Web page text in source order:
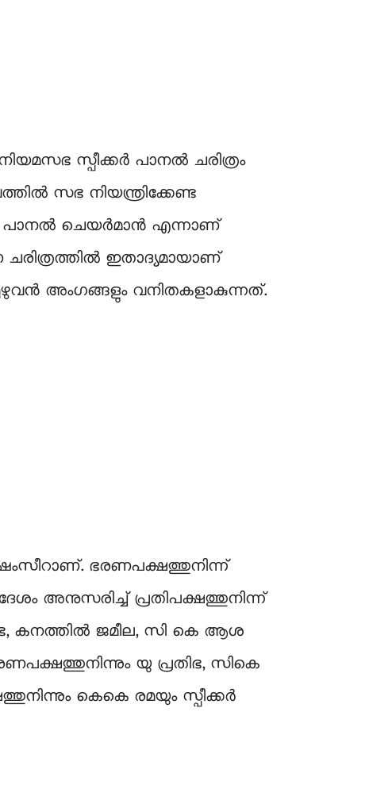
സ്പീക്കര്‍ പാനല്‍ ചരിത്രം
സഭ നിയന്ത്രിക്കേണ്ട
പാനല്‍ ചെയര്‍മാന്‍ എന്നാണ്
ചരിത്രത്തിൽ ഇതാദ്യമായാണ്
മുഴുവന്‍ അംഗങ്ങളും വനിതകളാകുന്നത്.
ഭരണപക്ഷത്തുനിന്ന്
അനുസരിച്ച് പ്രതിപക്ഷത്തുനിന്ന്
കനത്തില്‍ ജമീല, സി കെ ആശ
യു പ്രതിഭ, സികെ
കെകെ രമയും സ്പീക്കർ